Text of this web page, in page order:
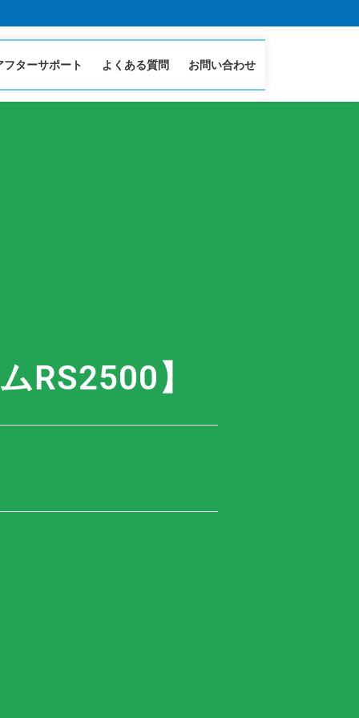
フターサポート よくある質問 お問い合わせ
RS2500】